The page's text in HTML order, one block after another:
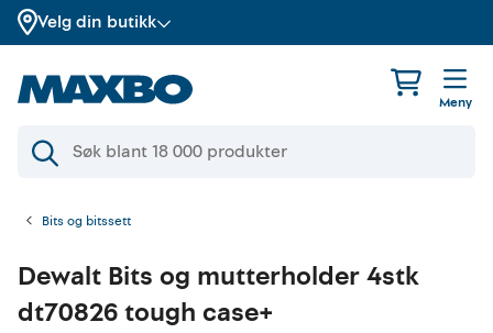
Velg din butikk
Meny
Bits og bitssett
Dewalt Bits og mutterholder 4stk
dt70826 tough case+